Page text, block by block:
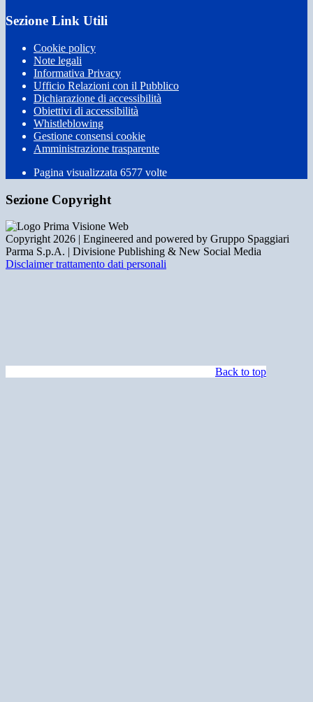
Sezione Link Utili
Cookie policy
Note legali
Informativa Privacy
Ufficio Relazioni con il Pubblico
Dichiarazione di accessibilità
Obiettivi di accessibilità
Whistleblowing
Gestione consensi cookie
Amministrazione trasparente
Pagina visualizzata 6577 volte
Sezione Copyright
Copyright 2026 | Engineered and powered by Gruppo Spaggiari
Parma S.p.A. | Divisione Publishing & New Social Media
Disclaimer trattamento dati personali
Back to top